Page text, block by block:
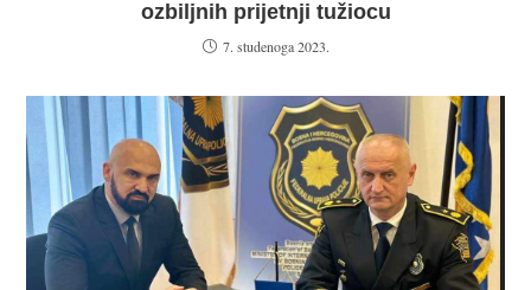
ozbiljnih prijetnji tužiocu
7. studenoga 2023.